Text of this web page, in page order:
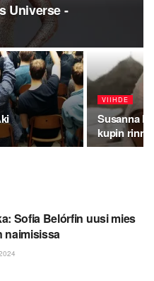
Universe -
VIIHDE
Susanna
kupin
Sofia Belórfin uusi mies
naimisissa